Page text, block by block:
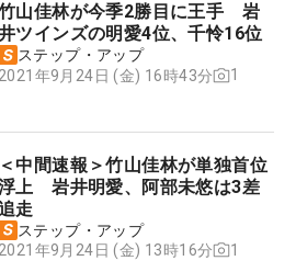
山佳林が今季2勝目に王手 岩
ツインズの明愛4位、千怜16位
ステップ・アップ
2021年9月24日 (金) 16時43分
1
＜中間速報＞竹山佳林が単独首位
上 岩井明愛、阿部未悠は3差
走
ステップ・アップ
2021年9月24日 (金) 13時16分
1